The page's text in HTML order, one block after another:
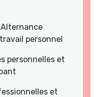
Alternance
personnel
personnelles et
et